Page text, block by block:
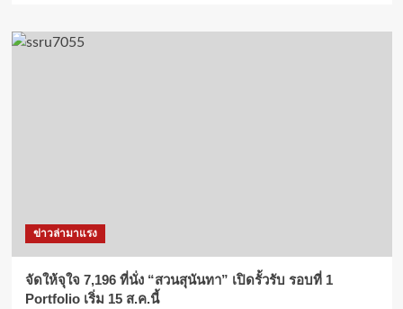
ข่าวล่ามาแรง
จัดให้จุใจ 7,196 ที่นั่ง “สวนสุนันทา” เปิดรั้วรับ รอบที่ 1
Portfolio เริ่ม 15 ส.ค.นี้